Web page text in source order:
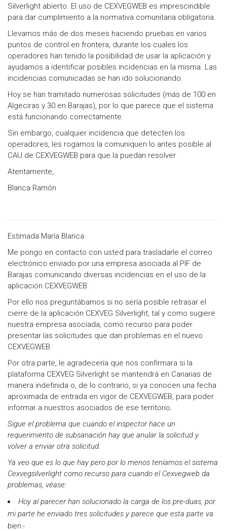
Silverlight abierto. El uso de CEXVEGWEB es imprescindible
para dar cumplimiento a la normativa comunitaria obligatoria.
Llevamos más de dos meses haciendo pruebas en varios
puntos de control en frontera, durante los cuales los
operadores han tenido la posibilidad de usar la aplicación y
ayudarnos a identificar posibles incidencias en la misma. Las
incidencias comunicadas se han ido solucionando.
Hoy se han tramitado numerosas solicitudes (más de 100 en
Algeciras y 30 en Barajas), por lo que parece que el sistema
está funcionando correctamente.
Sin embargo, cualquier incidencia que detecten los
operadores, les rogamos la comuniquen lo antes posible al
CAU de CEXVEGWEB para que la puedan resolver.
Atentamente,
Blanca Ramón
Estimada María Blanca:
Me pongo en contacto con usted para trasladarle el correo
electrónico enviado por una empresa asociada al PIF de
Barajas comunicando diversas incidencias en el uso de la
aplicación CEXVEGWEB.
Por ello nos preguntábamos si no sería posible retrasar el
cierre de la aplicación CEXVEG Silverlight, tal y como sugiere
nuestra empresa asociada, como recurso para poder
presentar las solicitudes que dan problemas en el nuevo
CEXVEGWEB.
Por otra parte, le agradecería que nos confirmara si la
plataforma CEXVEG Silverlight se mantendrá en Canarias de
manera indefinida o, de lo contrario, si ya conocen una fecha
aproximada de entrada en vigor de CEXVEGWEB, para poder
informar a nuestros asociados de ese territorio.
Sigue el problema que cuando el inspector hace un
requerimiento de subsanación hay que anular la solicitud y
volver a enviar otra solicitud.
Ya veo que es lo que hay pero por lo menos teníamos el sistema
Cexvegsilverlight como recurso para cuando el Cexvegweb da
problemas, véase:
Hoy al parecer han solucionado la carga de los pre-duas, por
mi parte he enviado tres solicitudes y parece que esta parte va
bien.-